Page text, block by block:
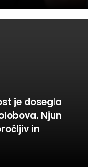
je dosegla
Njun
in